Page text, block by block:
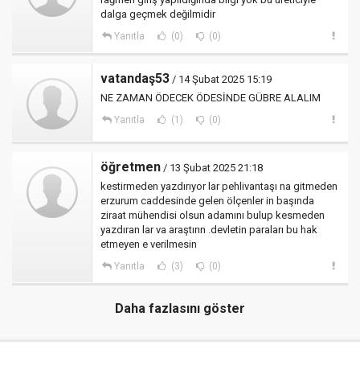
dalga geçmek değilmidir
Yanıtla (0) (0)
vatandaş53 / 14 Şubat 2025 15:19
NE ZAMAN ÖDECEK ÖDESİNDE GÜBRE ALALIM
Yanıtla (1) (0)
öğretmen / 13 Şubat 2025 21:18
kestirmeden yazdırıyor lar pehlivantaşı na gitmeden
erzurum caddesinde gelen ölçenler in başında
ziraat mühendisi olsun adamını bulup kesmeden
yazdıran lar va araştırın .devletin paraları bu hak
etmeyen e verilmesin
Yanıtla (3) (0)
Daha fazlasını göster